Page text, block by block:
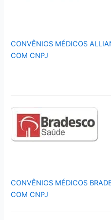
CONVÊNIOS MÉDICOS
COM CNPJ
CONVÊNIOS MÉDICOS
COM CNPJ